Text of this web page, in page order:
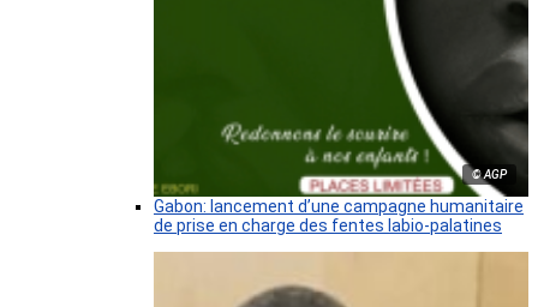
© AGP
Gabon: lancement d’une campagne humanitaire
de prise en charge des fentes labio-palatines